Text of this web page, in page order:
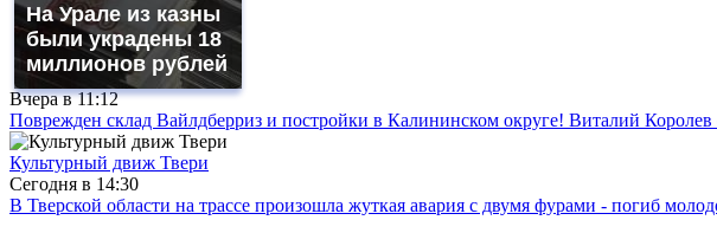
На Урале из казны
были украдены 18
миллионов рублей
Вчера в11:12
Поврежден склад Вайлдберриз и постройки в Калининском округе! Виталий
Культурный движ Твери
Сегодня в 14:30
В Тверской области на трассе произошла жуткая авария с двумя фурами - погиб